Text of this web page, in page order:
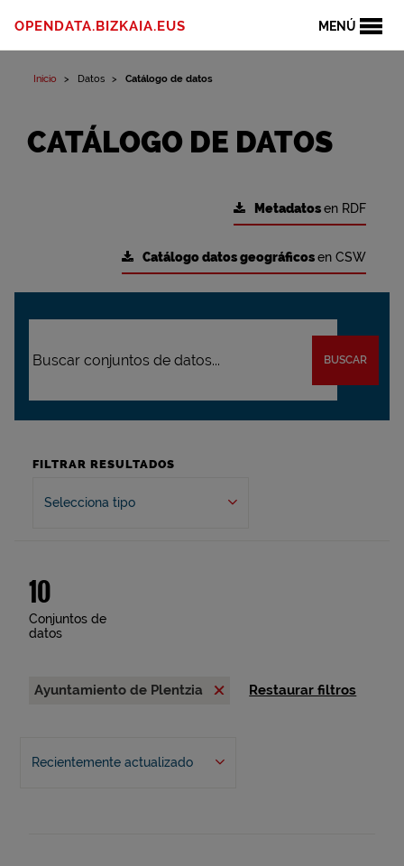
MENÚ
OPENDATA.BIZKAIA.EUS
Inicio Datos Catálogo de datos
CATÁLOGO DE DATOS
Metadatosen RDF
Catálogo datos geográficosen CSW
BUSCAR
FILTRAR RESULTADOS
Selecciona tipo
10
Conjuntos de
datos
Ayuntamiento de Plentzia Restaurar filtros
Recientemente actualizado